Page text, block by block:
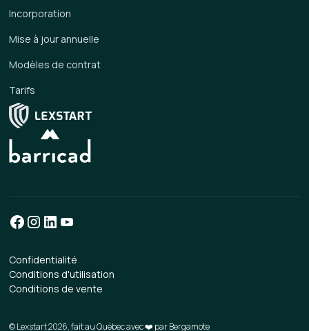
Incorporation
Mise à jour annuelle
Modèles de contrat
Tarifs
Confidentialité
Conditions d'utilisation
Conditions de vente
© Lexstart 2026, fait au Québec avec ❤️ parBergamote